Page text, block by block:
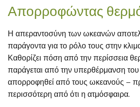
Απορροφώντας
Η απεραντοσύνη των ωκεανών
παράγοντα για το ρόλο τους στην
Καθορίζει πόση από την περίσσεια
παράγεται από την υπερθέρμανση
απορροφηθεί από τους ωκεανούς –
περισσότερη από ότι η ατμόσφαιρα.